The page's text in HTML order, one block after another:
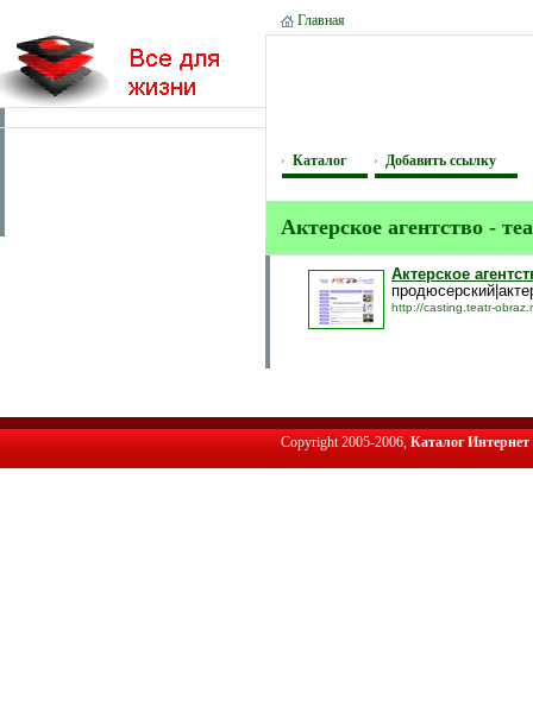
Главная
Каталог Добавить ссылку
Актерское агентство -
Актерское
http://casting.teatr-
Copyright 2005-2006, Каталог Интернет